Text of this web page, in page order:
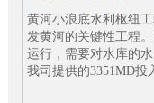
黄河小浪底水利枢纽
发黄河的关键性工程
运行，需要对水库的
我司提供的3351MD投